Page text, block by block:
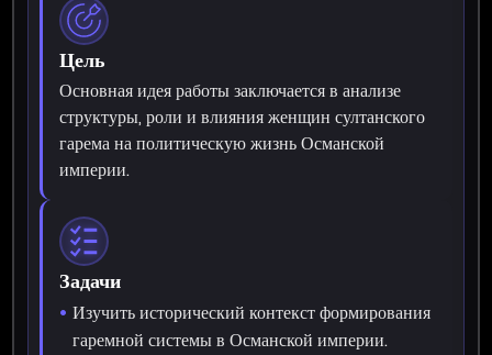
Цель
Основная идея работы заключается в анализе
структуры, роли и влияния женщин султанского
гарема на политическую жизнь Османской
империи.
Задачи
Изучить исторический контекст формирования
гаремной системы в Османской империи.